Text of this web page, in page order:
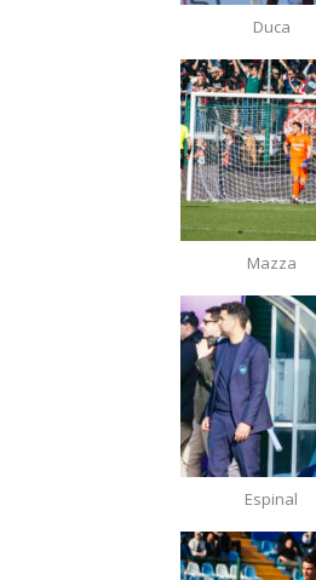
Duca
Mazza
Espinal